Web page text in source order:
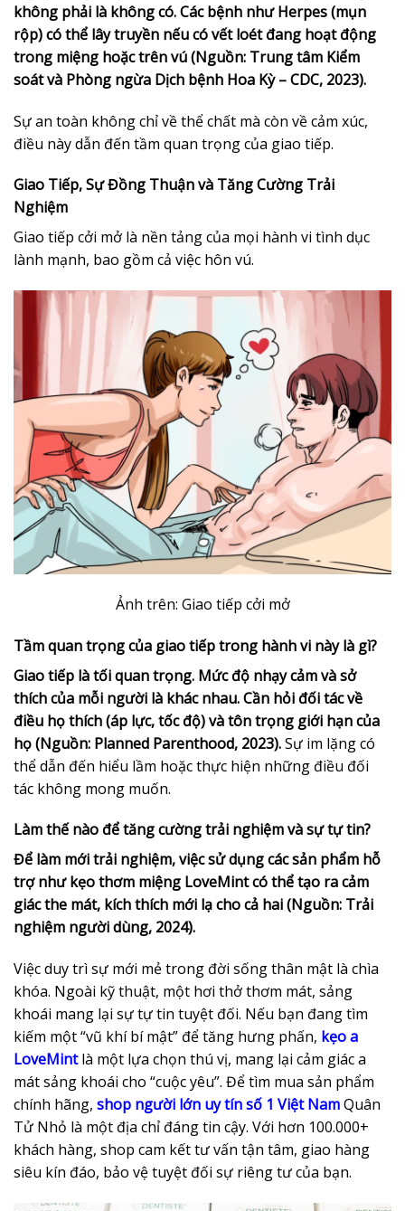
không phải là không có. Các bệnh như Herpes (mụn
rộp) có thể lây truyền nếu có vết loét đang hoạt động
trong miệng hoặc trên vú (Nguồn: Trung tâm Kiểm
soát và Phòng ngừa Dịch bệnh Hoa Kỳ – CDC, 2023).
Sự an toàn không chỉ về thể chất mà còn về cảm xúc,
điều này dẫn đến tầm quan trọng của giao tiếp.
Giao Tiếp, Sự Đồng Thuận và Tăng Cường Trải
Nghiệm
Giao tiếp cởi mở là nền tảng của mọi hành vi tình dục
lành mạnh, bao gồm cả việc hôn vú.
Ảnh trên: Giao tiếp cởi mở
Tầm quan trọng của giao tiếp trong hành vi này là gì?
Giao tiếp là tối quan trọng. Mức độ nhạy cảm và sở
thích của mỗi người là khác nhau. Cần hỏi đối tác về
điều họ thích (áp lực, tốc độ) và tôn trọng giới hạn của
họ (Nguồn: Planned Parenthood, 2023).Sự im lặng có
thể dẫn đến hiểu lầm hoặc thực hiện những điều đối
tác không mong muốn.
Làm thế nào để tăng cường trải nghiệm và sự tự tin?
Để làm mới trải nghiệm, việc sử dụng các sản phẩm hỗ
trợ như kẹo thơm miệng LoveMint có thể tạo ra cảm
giác the mát, kích thích mới lạ cho cả hai (Nguồn: Trải
nghiệm người dùng, 2024).
Việc duy trì sự mới mẻ trong đời sống thân mật là chìa
khóa. Ngoài kỹ thuật, một hơi thở thơm mát, sảng
khoái mang lại sự tự tin tuyệt đối. Nếu bạn đang tìm
kiếm một “vũ khí bí mật” để tăng hưng phấn, kẹo a
LoveMintlà một lựa chọn thú vị, mang lại cảm giác a
mát sảng khoái cho “cuộc yêu”. Để tìm mua sản phẩm
chính hãng, shop người lớn uy tín số 1 Việt NamQuân
Tử Nhỏ là một địa chỉ đáng tin cậy. Với hơn 100.000+
khách hàng, shop cam kết tư vấn tận tâm, giao hàng
siêu kín đáo, bảo vệ tuyệt đối sự riêng tư của bạn.